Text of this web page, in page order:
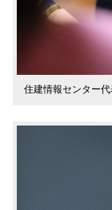
住建情報センター